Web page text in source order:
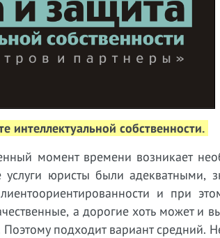
интеллектуальной собственности.
момент времени возникает
услуги юристы были
и при
а дорогие хоть может и
подходит вариант средний.